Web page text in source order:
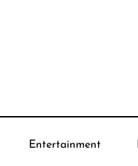
Entertainment